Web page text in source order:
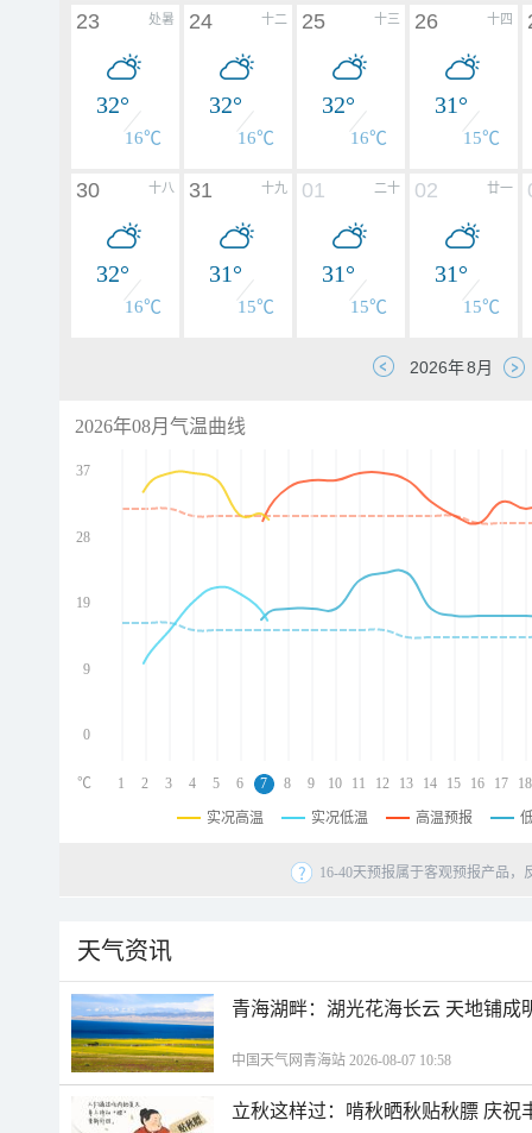
处暑
23
32°
16℃
十二
24
32°
16℃
十三
25
32°
16℃
十四
26
31°
15℃
十八
30
32°
16℃
十九
31
31°
15℃
二十
01
31°
15℃
廿一
02
31°
15℃
2026年08月气温曲线
37
28
19
9
0
1 2 3 4 5 6 7 8 9 10 11 12 13 14 15 16 17 18
℃
实况高温 实况低温 高温预报
16-40天预报属于客观预报产品
天气资讯
青海湖畔：湖光花海长云 天地铺成
中国天气网青海站 2026-08-07 10:58
立秋这样过：啃秋晒秋贴秋膘 庆祝